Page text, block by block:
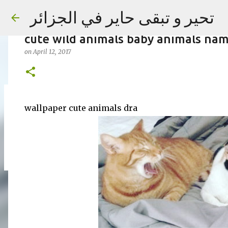
تحير و تبقى حاير في الجزائر
onSeptember 02, 2023
wallpaper cute animals drawings
cartoon cute animals to draw cute
cute wild animals baby animals
onApril 12, 2017
wallpaper cute animals dra